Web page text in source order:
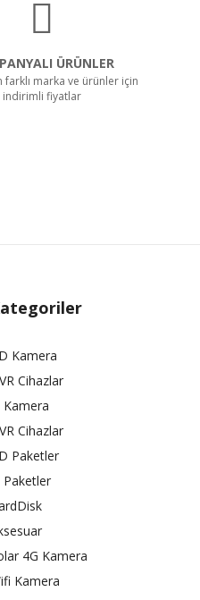
ÜRÜNLER
marka ve ürünler için
indirimli fiyatlar
Kamera
Cihazlar
Kamera
Cihazlar
Paketler
Paketler
4G Kamera
Kamera